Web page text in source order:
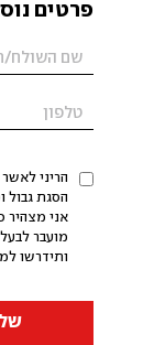
פרטים
הריני
אני מצהיר
מועבר
ותידרשו